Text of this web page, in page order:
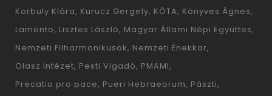
Korbuly Klára Kurucz Gergely KÓTA Könyves Ágnes
Lamento Lisztes László Magyar Állami Népi Együttes
Nemzeti Filharmonikusok Nemzeti Énekkar
Olasz Intézet Pesti Vigadó PMAMI
Precatio pro pace Pueri Hebraeorum Pászti